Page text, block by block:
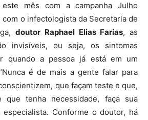
este mês com a campanha Julho
com o infectologista da Secretaria de
doutor Raphael Elias Farias, as
invisíveis, ou seja, os sintomas
quando a pessoa já está em um
é de mais a gente falar para
que façam teste e que,
que tenha necessidade, faça sua
especialista. Conforme o doutor, há